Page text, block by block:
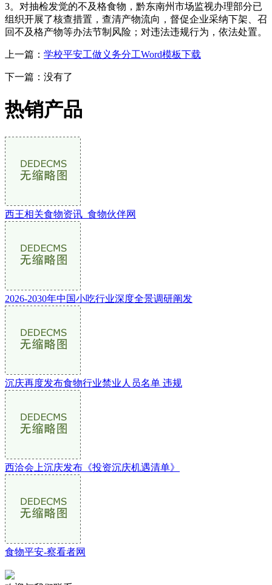
3。对抽检发觉的不及格食物，黔东南州市场监视办理部分已
组织开展了核查措置，查清产物流向，督促企业采纳下架、召
回不及格产物等办法节制风险；对违法违规行为，依法处置。
上一篇： 学校平安工做义务分工Word模板下载
下一篇：没有了
热销产品
西王相关食物资讯_食物伙伴网
2026-2030年中国小吃行业深度全景调研阐发
沉庆再度发布食物行业禁业人员名单 违规
西洽会上沉庆发布《投资沉庆机遇清单》
食物平安-察看者网